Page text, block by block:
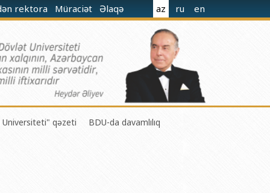
rektora Müraciət Əlaqə az ru en
Universiteti" qəzeti BDU-da davamlılıq